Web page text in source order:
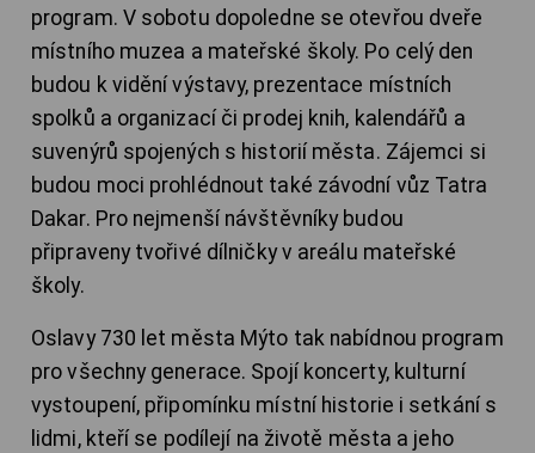
program. V sobotu dopoledne se otevřou dveře
místního muzea a mateřské školy. Po celý den
budou k vidění výstavy, prezentace místních
spolků a organizací či prodej knih, kalendářů a
suvenýrů spojených s historií města. Zájemci si
budou moci prohlédnout také závodní vůz Tatra
Dakar. Pro nejmenší návštěvníky budou
připraveny tvořivé dílničky v areálu mateřské
školy.
Oslavy 730 let města Mýto tak nabídnou program
pro všechny generace. Spojí koncerty, kulturní
vystoupení, připomínku místní historie i setkání s
lidmi, kteří se podílejí na životě města a jeho